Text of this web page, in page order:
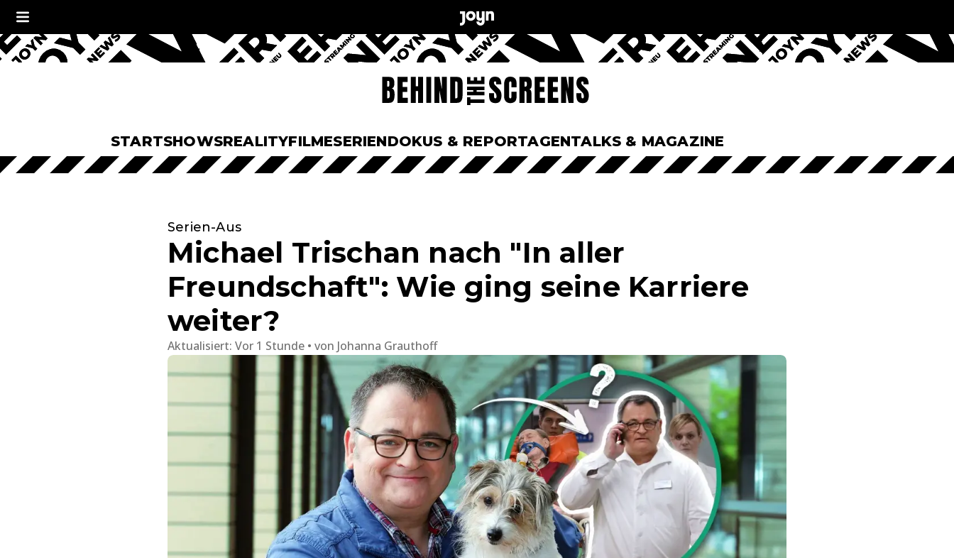
STARTSHOWSREALITYFILMESERIENDOKUS & REPORTAGENTALKS & MAGAZINE
Serien-Aus
Michael Trischan nach "In aller
Freundschaft": Wie ging seine Karriere
weiter?
Aktualisiert: Vor 1 Stunde von Johanna Grauthoff